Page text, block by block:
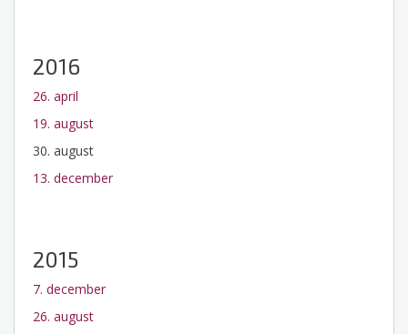
2016
26. april
19. august
30. august
13. december
2015
7. december
26. august